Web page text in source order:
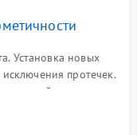
Установка новых
протечек.
системы,
поплавка.